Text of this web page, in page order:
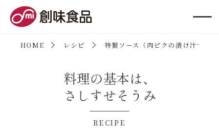
HOME レシピ 特製ソース（肉ピクの漬け汁で）
料理の基本は、
さしすせそうみ
RECIPE